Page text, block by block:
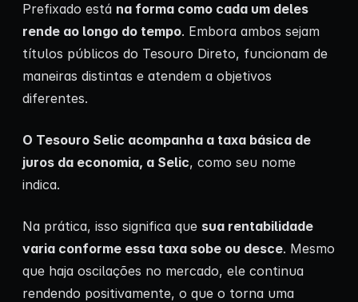
Prefixado está na forma como cada um deles
rende ao longo do tempo. Embora ambos sejam
títulos públicos do Tesouro Direto, funcionam de
maneiras distintas e atendem a objetivos
diferentes.
O Tesouro Selic acompanha a taxa básica de
juros da economia, a Selic, como seu nome
indica.
Na prática, isso significa que sua rentabilidade
varia conforme essa taxa sobe ou desce. Mesmo
que haja oscilações no mercado, ele continua
rendendo positivamente, o que o torna uma